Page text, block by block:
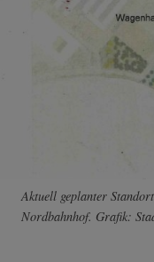
Aktuell geplanter
Nordbahnhof. Grafik: